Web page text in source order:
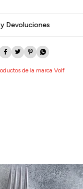
Devoluciones
   
de la marca Volf